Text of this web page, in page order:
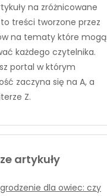
na zróżnicowane
treści tworzone przez
na tematy które mogą
każdego czytelnika.
portal w którym
zaczyna się na A, a
Z.
artykuły
dla owiec: czy